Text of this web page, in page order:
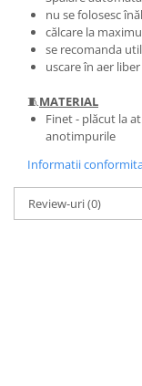
nu se folosesc
călcare la
se recomanda
uscare în aer
🧵MATERIAL
Finet - plăcut la
anotimpurile
Informatii
Review-uri(0)